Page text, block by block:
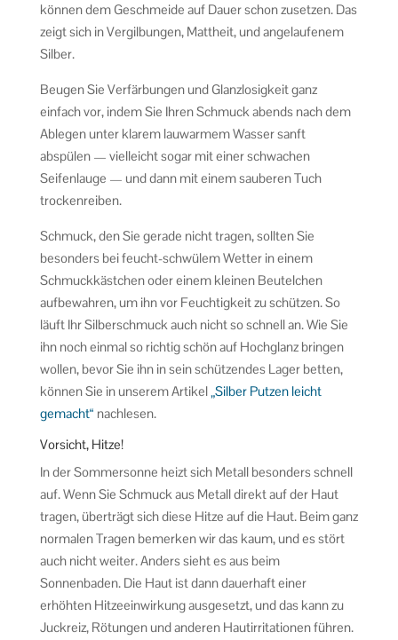
können dem Geschmeide auf Dauer schon zusetzen. Das
zeigt sich in Vergilbungen, Mattheit, und angelaufenem
Silber.
Beugen Sie Verfärbungen und Glanzlosigkeit ganz
einfach vor, indem Sie Ihren Schmuck abends nach dem
Ablegen unter klarem lauwarmem Wasser sanft
abspülen — vielleicht sogar mit einer schwachen
Seifenlauge — und dann mit einem sauberen Tuch
trockenreiben.
Schmuck, den Sie gerade nicht tragen, sollten Sie
besonders bei feucht-schwülem Wetter in einem
Schmuckkästchen oder einem kleinen Beutelchen
aufbewahren, um ihn vor Feuchtigkeit zu schützen. So
läuft Ihr Silberschmuck auch nicht so schnell an. Wie Sie
ihn noch einmal so richtig schön auf Hochglanz bringen
wollen, bevor Sie ihn in sein schützendes Lager betten,
können Sie in unserem Artikel„Silber Putzen leicht
gemacht“ nachlesen.
Vorsicht, Hitze!
In der Sommersonne heizt sich Metall besonders schnell
auf. Wenn Sie Schmuck aus Metall direkt auf der Haut
tragen, überträgt sich diese Hitze auf die Haut. Beim ganz
normalen Tragen bemerken wir das kaum, und es stört
auch nicht weiter. Anders sieht es aus beim
Sonnenbaden. Die Haut ist dann dauerhaft einer
erhöhten Hitzeeinwirkung ausgesetzt, und das kann zu
Juckreiz, Rötungen und anderen Hautirritationen führen.